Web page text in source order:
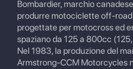
Bombardier, marchio
produrre motociclette off-
progettate per motocross ed
spaziano da 125 a 800cc
Nel 1983, la produzione del
Armstrong-CCM Motorcycles